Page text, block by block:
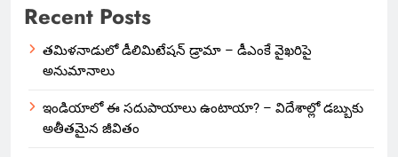
Recent Posts
తమిళనాడులో డీలిమిటేషన్ డ్రామా – డీఎంకే వైఖరిపై
అనుమానాలు
ఇండియాలో‌ ఈ సదుపాయాలు ఉంటాయా? – విదేశాల్లో డబ్బుకు
అతీతమైన జీవితం